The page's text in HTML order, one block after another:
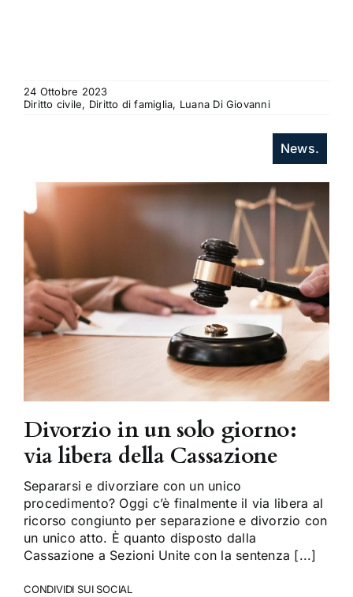
24 Ottobre 2023
Diritto civile, Diritto di famiglia, Luana Di Giovanni
News.
Divorzio in un solo giorno:
via libera della Cassazione
Separarsi e divorziare con un unico
procedimento? Oggi c’è finalmente il via libera al
ricorso congiunto per separazione e divorzio con
un unico atto. È quanto disposto dalla
Cassazione a Sezioni Unite con la sentenza [...]
CONDIVIDI SUI SOCIAL